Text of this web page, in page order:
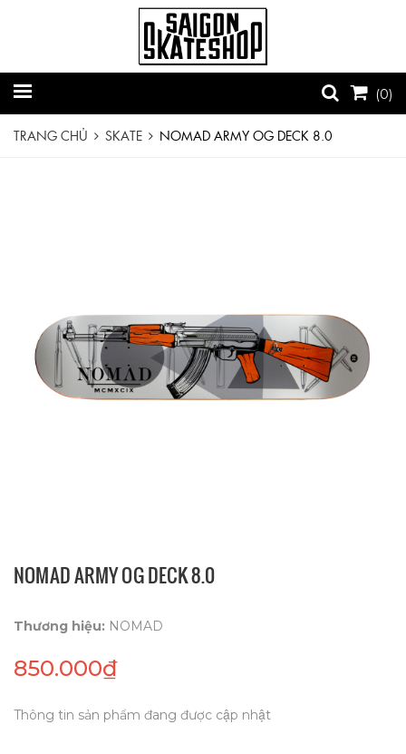
(0)
TRANG CHỦ SKATE NOMAD ARMY OG DECK 8.0
NOMAD ARMY OG DECK 8.0
Thương hiệu: NOMAD
850.000₫
Thông tin sản phẩm đang được cập nhật